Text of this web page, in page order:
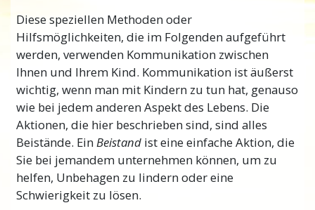
Diese speziellen Methoden oder
Hilfsmöglichkeiten, die im Folgenden aufgeführt
werden, verwenden Kommunikation zwischen
Ihnen und Ihrem Kind. Kommunikation ist äußerst
wichtig, wenn man mit Kindern zu tun hat, genauso
wie bei jedem anderen Aspekt des Lebens. Die
Aktionen, die hier beschrieben sind, sind alles
Beistände. EinBeistand ist eine einfache Aktion, die
Sie bei jemandem unternehmen können, um zu
helfen, Unbehagen zu lindern oder eine
Schwierigkeit zu lösen.